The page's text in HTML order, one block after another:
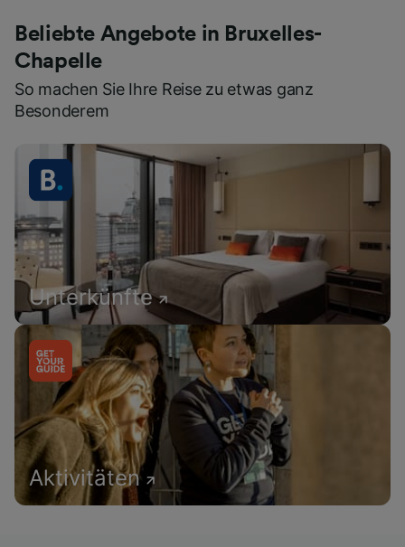
Beliebte Angebote in Bruxelles-
Chapelle
So machen Sie Ihre Reise zu etwas ganz
Besonderem
Unterkünfte
Aktivitäten